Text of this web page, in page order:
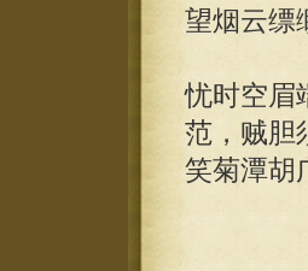
望烟云缥
忧时空眉
范，贼胆
笑菊潭胡